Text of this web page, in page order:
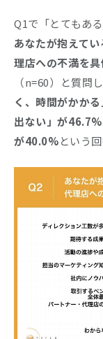
Q1で「とてもあ
あなたが抱えて
理店への不満を具
（n=60）と質問
く、時間がかか
出ない」が46.7%
が40.0%という